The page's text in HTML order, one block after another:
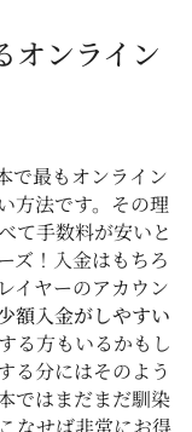
オンライン
で最もオンライン
方法です。その理
て手数料が安いと
ズ！入金はもちろ
イヤーのアカウン
額入金がしやすい
る方もいるかもし
る分にはそのよう
ではまだまだ馴染